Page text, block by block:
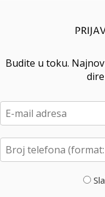
Budite u toku.